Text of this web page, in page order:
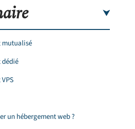
mutualisé
dédié
un hébergement web ?